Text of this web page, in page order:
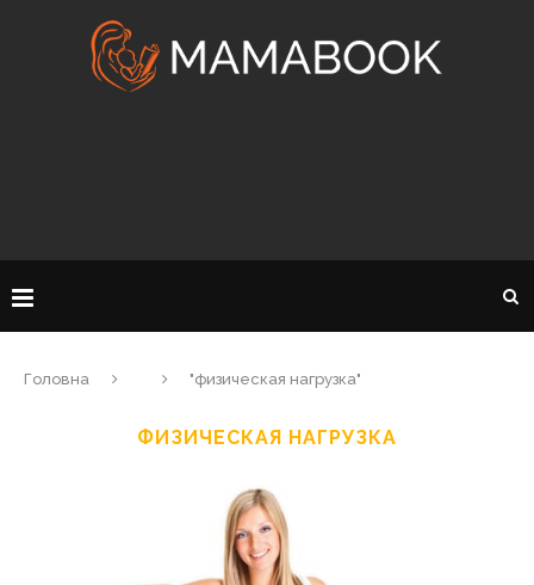
Головна "физическая нагрузка"
ФИЗИЧЕСКАЯ НАГРУЗКА